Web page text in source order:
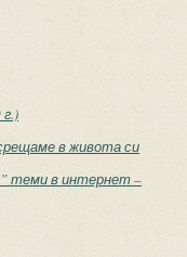
в живота си
теми в интернет –